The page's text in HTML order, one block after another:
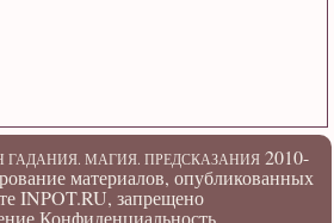
ГАДАНИЯ. МАГИЯ. ПРЕДСКАЗАНИЯ2010-
материалов, опубликованных
INPOT.RU, запрещено
Конфиденциальность